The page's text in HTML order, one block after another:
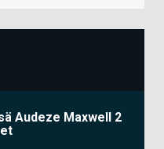
Audeze Maxwell 2